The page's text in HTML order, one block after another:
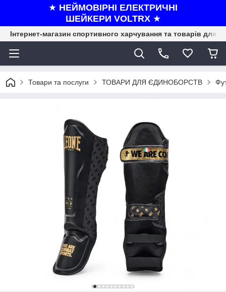
★ НЕЙМОВІРНІ ЕЛЕКТРИЧНІ
ШЕЙКЕРИ VOLTRX ★
Інтернет-магазин спортивного харчування та товарів для
Товари та послуги ТОВАРИ ДЛЯ ЄДИНОБОРСТВ